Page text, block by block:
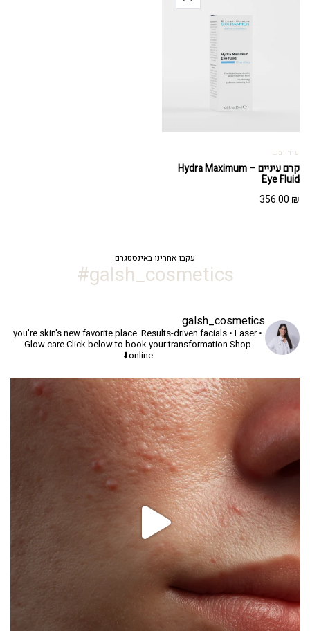
עור יבש
קרם עיניים – Hydra Maximum
Eye Fluid
356.00 ₪
עקבו אחרינו באינסטגרם
galsh_cosmetics#
galsh_cosmetics
you're skin's new favorite place.Results-driven facials • Laser •
Glow careClick below to book your transformation Shop
online⬇️